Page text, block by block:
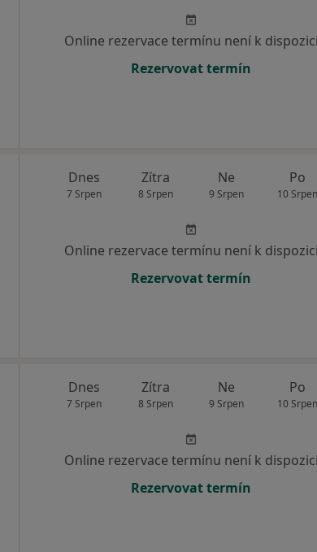
Online rezervace termínu není k dispozici
Rezervovat termín
Dnes
7 Srpen
Zítra
8 Srpen
Ne
9 Srpen
Po
10 Srpen
Online rezervace termínu není k dispozici
Rezervovat termín
Dnes
7 Srpen
Zítra
8 Srpen
Ne
9 Srpen
Po
10 Srpen
Online rezervace termínu není k dispozici
Rezervovat termín